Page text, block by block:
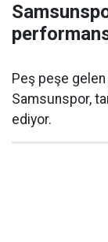
Peş peşe
Samsunspor,
ediyor.